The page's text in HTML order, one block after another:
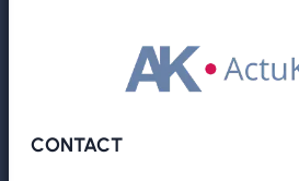
CONTACT